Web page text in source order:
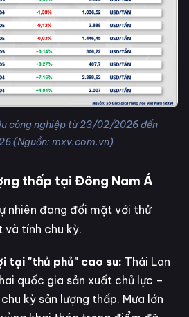
công nghiệp từ 23/02/2026 đến
(Nguồn: mxv.com.vn)
thấp tại Đông Nam Á
nhiên đang đối mặt với thử
tính chu kỳ.
tại "thủ phủ" cao su: Thái Lan
quốc gia sản xuất chủ lực –
kỳ sản lượng thấp. Mưa lớn